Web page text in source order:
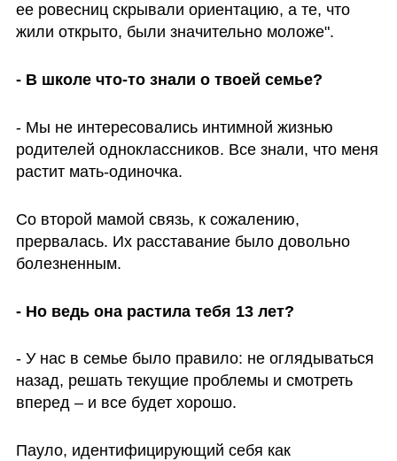
ее ровесниц скрывали ориентацию, а те, что
жили открыто, были значительно моложе".
- В школе что-то знали о твоей семье?
- Мы не интересовались интимной жизнью
родителей одноклассников. Все знали, что меня
растит мать-одиночка.
Со второй мамой связь, к сожалению,
прервалась. Их расставание было довольно
болезненным.
- Но ведь она растила тебя 13 лет?
- У нас в семье было правило: не оглядываться
назад, решать текущие проблемы и смотреть
вперед – и все будет хорошо.
Пауло, идентифицирующий себя как